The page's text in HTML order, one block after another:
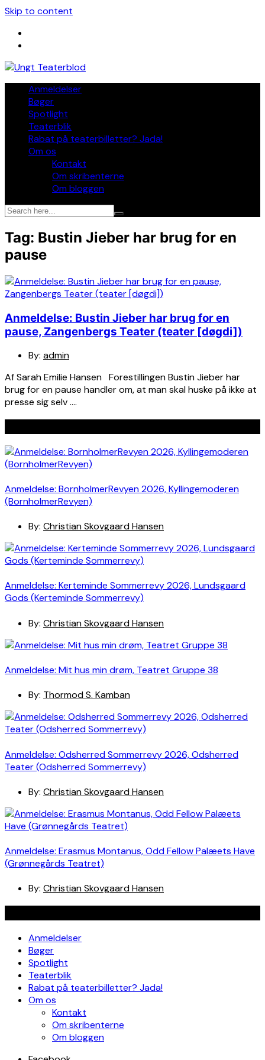
Skip to content
Anmeldelser
Bøger
Spotlight
Teaterblik
Rabat på teaterbilletter? Jada!
Om os
Kontakt
Om skribenterne
Om bloggen
Tag: Bustin Jieber har brug for en
pause
Anmeldelse: Bustin Jieber har brug for en
pause, Zangenbergs Teater (teater [døgdi])
By: admin
Af Sarah Emilie Hansen Forestillingen Bustin Jieber har
brug for en pause handler om, at man skal huske på ikke at
presse sig selv ….
Anmeldelse: BornholmerRevyen 2026, Kyllingemoderen
(BornholmerRevyen)
By: Christian Skovgaard Hansen
Anmeldelse: Kerteminde Sommerrevy 2026, Lundsgaard
Gods (Kerteminde Sommerrevy)
By: Christian Skovgaard Hansen
Anmeldelse: Mit hus min drøm, Teatret Gruppe 38
By: Thormod S. Kamban
Anmeldelse: Odsherred Sommerrevy 2026, Odsherred
Teater (Odsherred Sommerrevy)
By: Christian Skovgaard Hansen
Anmeldelse: Erasmus Montanus, Odd Fellow Palæets Have
(Grønnegårds Teatret)
By: Christian Skovgaard Hansen
Anmeldelser
Bøger
Spotlight
Teaterblik
Rabat på teaterbilletter? Jada!
Om os
Kontakt
Om skribenterne
Om bloggen